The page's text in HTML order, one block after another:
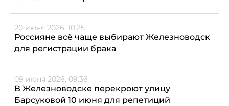
20 июня 2026, 10:25
Россияне всё чаще выбирают Железноводск
для регистрации брака
09 июня 2026, 09:36
В Железноводске перекроют улицу
Барсуковой 10 июня для репетиций